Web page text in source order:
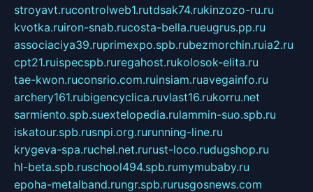
stroyavt.rucontrolweb1.rutdsak74.rukinzozo-ru.ru
kvotka.ruiron-snab.rucosta-bella.rueugrus.pp.ru
associaciya39.ruprimexpo.spb.rubezmorchin.ruia2.ru
cpt21.ruispecspb.ruregahost.rukolosok-elita.ru
tae-kwon.ruconsrio.com.ruinsiam.ruavegainfo.ru
archery161.rubigencyclica.ruvlast16.rukorru.net
sarmiento.spb.suextelopedia.rulammin-suo.spb.ru
iskatour.spb.rusnpi.org.rurunning-line.ru
krygeva-spa.ruchel.net.rurust-loco.rudugshop.ru
hl-beta.spb.ruschool494.spb.rumymubaby.ru
epoha-metalband.rungr.spb.rurusgosnews.com